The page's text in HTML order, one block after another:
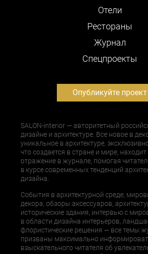
Отели
Рестораны
Журнал
Cпецпроекты
Опубликуйте проект
SALON-interior — авторитетный
дизайне и архитектуре. Все новое в
уникальное в архитектуре,
что создается в стране и мире, находит
отражение в журнале, помогая
в курсе современных тенденций
дизайна.
События в архитектурной среде,
декора, обзоры аксессуаров,
исторические здания, интервью с
в области дизайна интерьеров,
флористические решения — все темы
призваны максимально
взыскательного читателя об